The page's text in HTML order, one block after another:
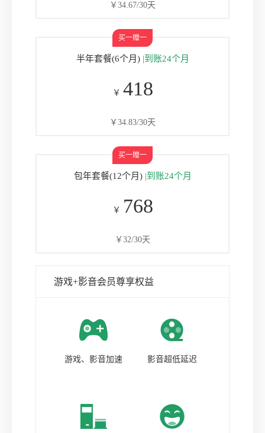
￥34.67/30天
半年套餐(6个月) |到账24个月
￥ 418
￥34.83/30天
包年套餐(12个月) |到账24个月
￥ 768
￥32/30天
游戏+影音会员尊享权益
游戏、影音加速 影音超低延迟